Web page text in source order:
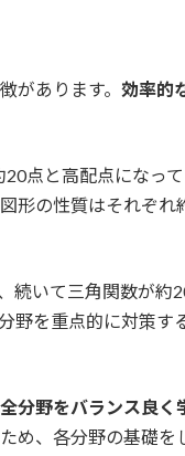
があります。 効率的
点と高配点になっ
形の性質はそれぞれ
続いて三角関数が約
野を重点的に対策す
全分野をバランス良く
め、各分野の基礎を